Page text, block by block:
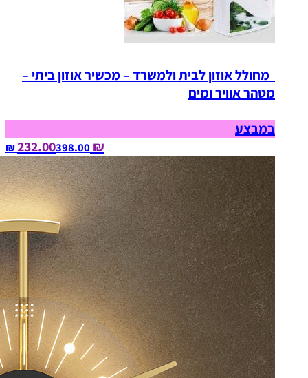
מחולל אוזון לבית ולמשרד – מכשיר אוזון ביתי –
מטהר אוויר ומים
במבצע
₪ 232.00
398.00‏ ₪